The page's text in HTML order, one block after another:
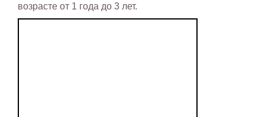
возрасте от 1 года до 3 лет.